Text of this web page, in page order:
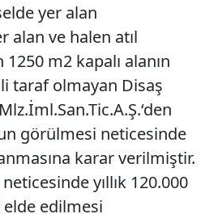
yer alan
alan ve halen atıl
m2 kapalı alanın
taraf olmayan Disaş
görülmesi neticesinde
karar verilmiştir.
yıllık 120.000
elde edilmesi